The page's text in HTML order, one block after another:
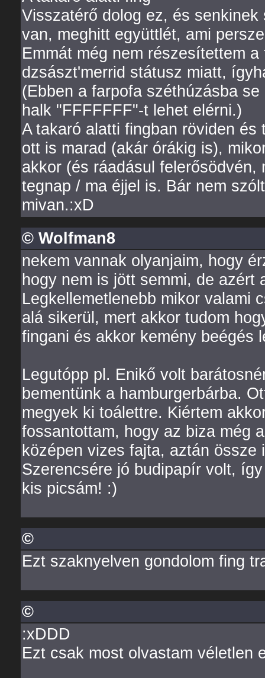
Visszatérő dolog ez, és
van, meghitt együttlét, ami
Emmát még nem részesítettem
dzsászt'merrid státusz miatt,
(Ebben a farpofa széthúzásba
halk "FFFFFFF"-t lehet elérni.)
A takaró alatti fingban röviden
ott is marad (akár órákig is),
akkor (és ráadásul
tegnap / ma éjjel is. Bár nem
mivan.:xD
© Wolfman8
nekem vannak olyanjaim, hogy
hogy nem is jött semmi, de azért
Legkellemetlenebb mikor valami
alá sikerül, mert akkor tudom
fingani és akkor kemény beégés
Legutópp pl. Enikő volt
bementünk a hamburgerbárba.
megyek ki toálettre. Kiértem
fossantottam, hogy az biza még
középen vizes fajta, aztán
Szerencsére jó budipapír volt,
kis picsám! :)
©
Ezt szaknyelven gondolom fing
©
:xDDD
Ezt csak most olvastam véletlen